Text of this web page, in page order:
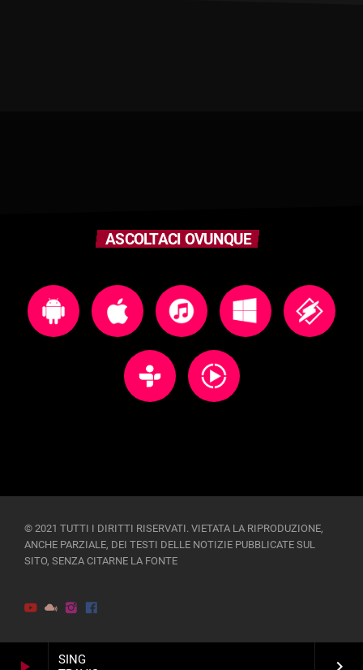
SING
ASCOLTACI OVUNQUE
© 2021 TUTTI I DIRITTI RISERVATI. VIETATA LA RIPRODUZIONE,
ANCHE PARZIALE, DEI TESTI DELLE NOTIZIE PUBBLICATE SUL
SITO, SENZA CITARNE LA FONTE